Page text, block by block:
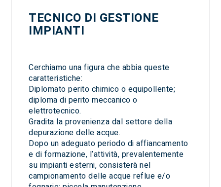
TECNICO DI GESTIONE
IMPIANTI
Cerchiamo una figura che abbia queste
caratteristiche:
Diplomato perito chimico o equipollente;
diploma di perito meccanico o
elettrotecnico.
Gradita la provenienza dal settore della
depurazione delle acque.
Dopo un adeguato periodo di affiancamento
e di formazione, l’attività, prevalentemente
su impianti esterni, consisterà nel
campionamento delle acque reflue e/o